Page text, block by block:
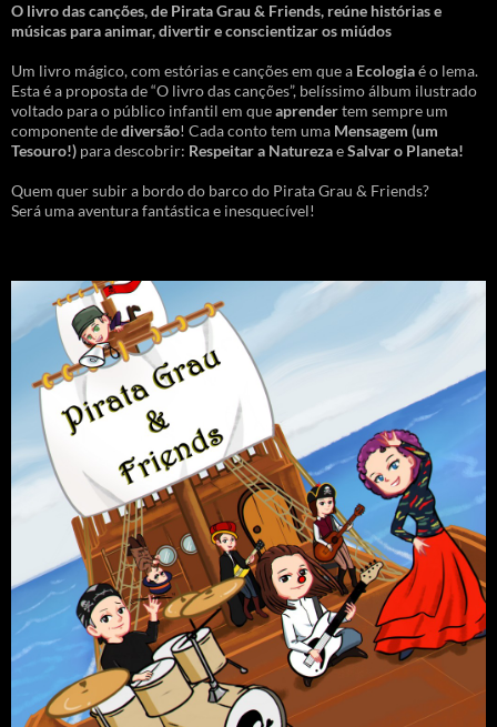
O livro das canções,de Pirata Grau & Friends, reúne histórias e
músicas para animar, divertir e conscientizar os miúdos
Um livro mágico, com estórias e canções em que a Ecologiaé o lema.
Esta é a proposta de “O livro das canções”, belíssimo álbum ilustrado
voltado para o público infantil em queaprendertem sempre um
componente dediversão! Cada conto tem uma Mensagem (um
Tesouro!) para descobrir: Respeitar a NaturezaeSalvar o Planeta!
Quem quer subir a bordo do barco do Pirata Grau & Friends?
Será uma aventura fantástica e inesquecível!